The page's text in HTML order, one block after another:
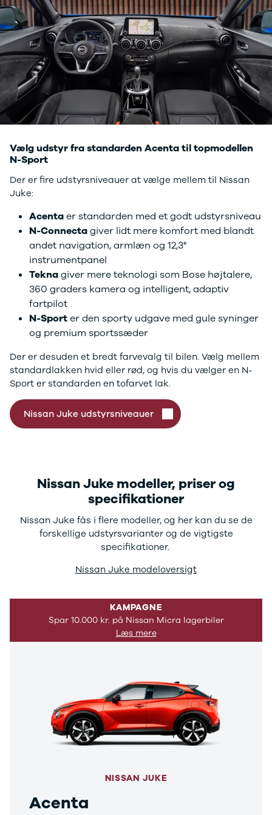
Golf
Sportsvan
The-Beetle
ID.3
ID.4
ID.7
ID. Buzz
Transporter
T-Roc
Golf VII
Tiguan
Tiguan
Allspace
Amarok
Arteon
California
Crafter
e-
Transporter
Volvo
Se alle Volvo
Elbil
EX30
XC40
EX40
XC90
V40
V60
V90
S60
S90
V40 CC
V60 CC
V90 CC
S80
Xpeng
Zeekr
biltyper
Benzinbil
Dieselbil
Hybrid
Lille bil
Cabriolet
Hatchback
Vælg udstyr fra standarden Acenta til topmodellen
N-Sport
Der er fire udstyrsniveauer at vælge mellem til Nissan
Juke:
Acentaer standarden med et godt udstyrsniveau
N-Connectagiver lidt mere komfort med blandt
andet navigation, armlæn og 12,3"
instrumentpanel
Teknagiver mere teknologi som Bose højtalere,
360 graders kamera og intelligent, adaptiv
fartpilot
N-Sporter den sporty udgave med gule syninger
og premium sportssæder
Der er desuden et bredt farvevalg til bilen. Vælg mellem
standardlakken hvid eller rød, og hvis du vælger en N-
Sport er standarden en tofarvet lak.
Nissan Juke udstyrsniveauer
Nissan Juke modeller, priser og
specifikationer
Nissan Juke fås i flere modeller, og her kan du se de
forskellige udstyrsvarianter og de vigtigste
specifikationer.
Nissan Juke modeloversigt
KAMPAGNE
Spar 10.000 kr. på Nissan Micra lagerbiler
Læs mere
NISSAN JUKE
Acenta